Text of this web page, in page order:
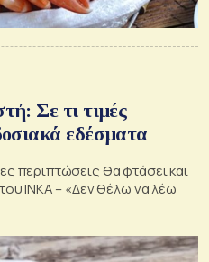
Σε τι τιμές
εδέσματα
περιπτώσεις θα φτάσει και
ΙΝΚΑ – «Δεν θέλω να λέω